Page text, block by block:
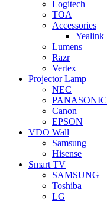
Logitech
TOA
Accessories
Yealink
Lumens
Razr
Vertex
Projector Lamp
NEC
PANASONIC
Canon
EPSON
VDO Wall
Samsung
Hisense
Smart TV
SAMSUNG
Toshiba
LG